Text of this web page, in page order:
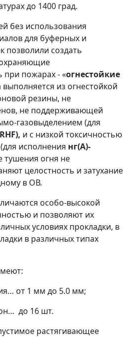
до 1400 град.
без использования
для буферных и
позволили создать
при пожарах - «огнестойкие
из огнестойкой
резины, не
не поддерживающей
газовыделением (для
), и с низкой токсичностью
исполнения нг(А)-
тушения огня не
целостность и затухание
в ОВ.
особо-высокой
и позволяют их
условиях прокладки, в
в различных типах
от 1 мм до 5.0 мм;
до 16 шт.
растягивающее